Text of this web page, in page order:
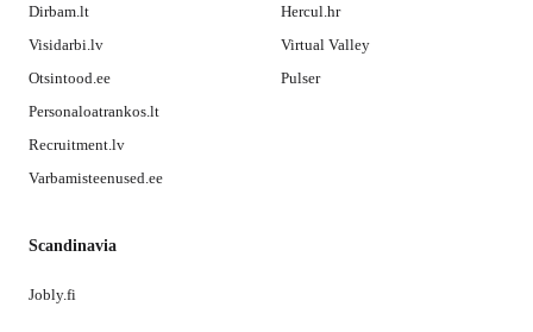
Dirbam.lt
Visidarbi.lv
Otsintood.ee
Personaloatrankos.lt
Recruitment.lv
Varbamisteenused.ee
Hercul.hr
Virtual Valley
Pulser
Scandinavia
Jobly.fi